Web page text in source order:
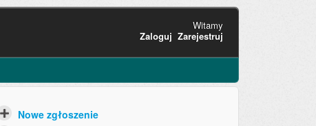
Witamy
Zaloguj Zarejestruj
Nowe zgłoszenie